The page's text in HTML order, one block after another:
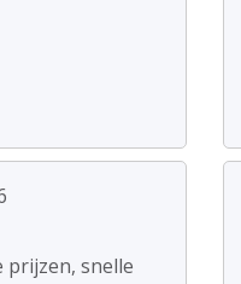
prijzen, snelle